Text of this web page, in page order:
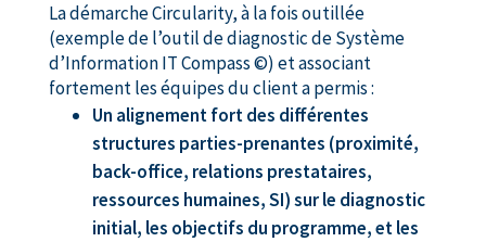
La démarche Circularity, à la fois outillée
(exemple de l’outil de diagnostic de Système
d’Information IT Compass ©) et associant
fortement les équipes du client a permis :
Un alignement fort des différentes
structures parties-prenantes (proximité,
back-office, relations prestataires,
ressources humaines, SI) sur le diagnostic
initial, les objectifs du programme, et les